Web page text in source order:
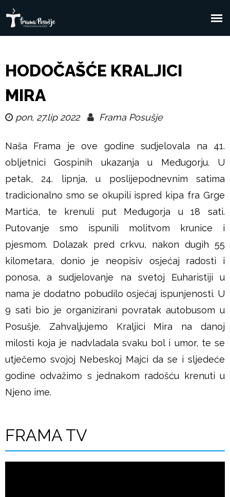
izbornik
r
a
m
a
P
o
s
u
š
e
HODOČAŠĆE KRALJICI
MIRA
pon, 27.lip 2022 Frama Posušje
Naša Frama je ove godine sudjelovala na 41.
obljetnici Gospinih ukazanja u Međugorju. U
petak, 24. lipnja, u poslijepodnevnim satima
tradicionalno smo se okupili ispred kipa fra Grge
Martića, te krenuli put Međugorja u 18 sati.
Putovanje smo ispunili molitvom krunice i
pjesmom. Dolazak pred crkvu, nakon dugih 55
kilometara, donio je neopisiv osjećaj radosti i
ponosa, a sudjelovanje na svetoj Euharistiji u
nama je dodatno pobudilo osjećaj ispunjenosti. U
9 sati bio je organizirani povratak autobusom u
Posušje. Zahvaljujemo Kraljici Mira na danoj
milosti koja je nadvladala svaku bol i umor, te se
utječemo svojoj Nebeskoj Majci da se i sljedeće
godine odvažimo s jednakom radošću krenuti u
Njeno ime.
FRAMA TV